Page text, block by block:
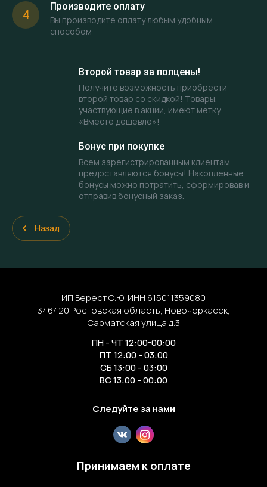
4
Производите оплату
Вы производите оплату любым удобным
способом
Второй товар за полцены!
Получите возможность приобрести
второй товар со скидкой! Товары,
участвующие в акции, имеют метку
«Вместе дешевле»!
Бонус при покупке
Всем зарегистрированным клиентам
предоставляются бонусы! Накопленные
бонусы можно потратить, сформировав и
отправив бонусный заказ.
Назад
ИП Берест О.Ю. ИНН 615011359080
346420 Ростовская область, Новочеркасск,
Сарматская улица д.3
ПН - ЧТ 12:00-00:00
ПТ 12:00 - 03:00
СБ 13:00 - 03:00
ВС 13:00 - 00:00
Принимаем к оплате
Следуйте за нами